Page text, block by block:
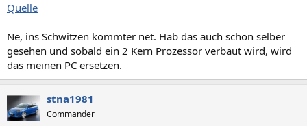
Quelle
Ne, ins Schwitzen kommter net. Hab das auch schon selber
gesehen und sobald ein 2 Kern Prozessor verbaut wird, wird
das meinen PC ersetzen.
stna1981
Commander